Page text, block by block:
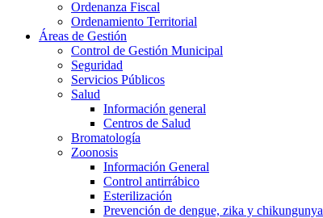
Ordenanza Fiscal
Ordenamiento Territorial
Áreas de Gestión
Control de Gestión Municipal
Seguridad
Servicios Públicos
Salud
Información general
Centros de Salud
Bromatología
Zoonosis
Información General
Control antirrábico
Esterilización
Prevención de dengue, zika y chikungunya